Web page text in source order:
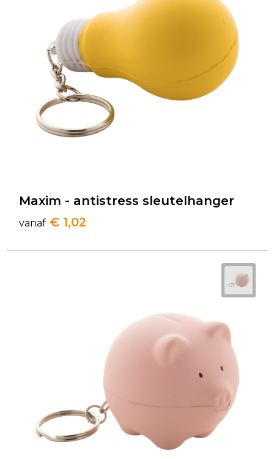
Golftassen
Autotassen
Goodiebags
Maxim - antistress sleutelhanger
vanaf € 1,02